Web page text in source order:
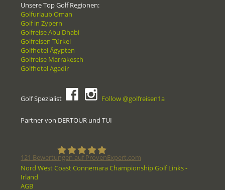
Unsere Top Golf Regionen:
Golfurlaub Oman
Golf in Zypern
Golfreise Abu Dhabi
Golfreisen Türkei
Golfhotel Ägypten
Golfreise Marrakesch
Golfhotel Agadir
Golf Spezialist Follow @golfreisen1a
Partner von DERTOUR und TUI
121 Bewertungen auf ProvenExpert.com
Nord West Coast Connemara Championship Golf Links -
Irland
AGB